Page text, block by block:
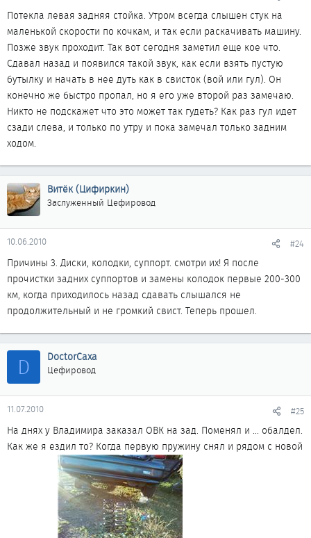
Потекла левая задняя стойка. Утром всегда слышен стук на
маленькой скорости по кочкам, и так если раскачивать машину.
Позже звук проходит. Так вот сегодня заметил еще кое что.
Сдавал назад и появился такой звук, как если взять пустую
бутылку и начать в нее дуть как в свисток (вой или гул). Он
конечно же быстро пропал, но я его уже второй раз замечаю.
Никто не подскажет что это может так гудеть? Как раз гул идет
сзади слева, и только по утру и пока замечал только задним
ходом.
Витёк (Цифиркин)
Заслуженный Цефировод
10.06.2010 #24
Причины 3. Диски, колодки, суппорт. смотри их! Я после
прочистки задних суппортов и замены колодок первые 200-300
км, когда приходилось назад сдавать слышался не
продолжительный и не громкий свист. Теперь прошел.
D DoctorCaxa
Цефировод
11.07.2010 #25
На днях у Владимира заказал ОВК на зад. Поменял и ... обалдел.
Как же я ездил то? Когда первую пружину снял и рядом с новой